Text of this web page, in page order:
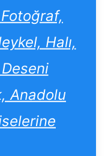
Fotoğraf,
Halı,
Anadolu